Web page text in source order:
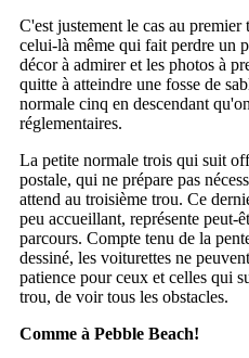
C'est justement le cas au
celui-là même qui fait perdre un
décor à admirer et les photos à
quitte à atteindre une fosse de
normale cinq en descendant
réglementaires.
La petite normale trois qui suit
postale, qui ne prépare pas
attend au troisième trou. Ce
peu accueillant, représente
parcours. Compte tenu de la
dessiné, les voiturettes ne
patience pour ceux et celles qui
trou, de voir tous les obstacles.
Comme à Pebble Beach!